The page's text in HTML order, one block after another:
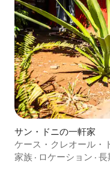
サン・ドニの一軒家
ケース・クレオール・
伝統
家族 · ロケーション · 長